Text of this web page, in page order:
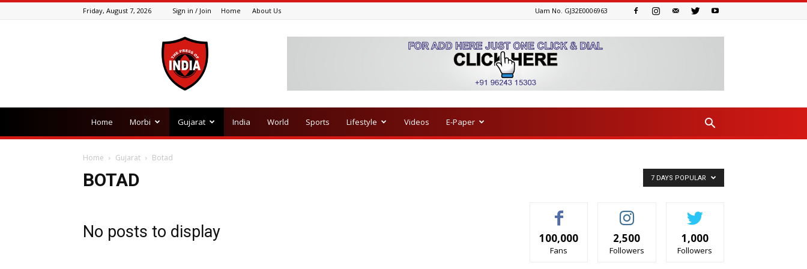
Friday, August 7, 2026 Sign in / Join Home About Us Uam No. GJ32E0006963
Home Morbi Gujarat India World Sports Lifestyle Videos E-Paper
Home Gujarat Botad
BOTAD 7 DAYS POPULAR
No posts to display 100,000
Fans
2,500
Followers
1,000
Followers